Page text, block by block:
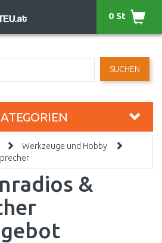
SUCHEN
0 St
Werkzeuge und Hobby
&